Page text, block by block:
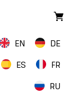
EN
DE
ES
FR
RU